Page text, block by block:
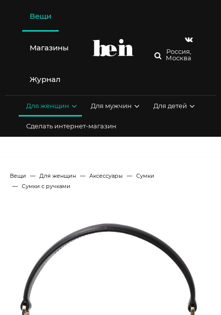
содержимому
Вещи
Магазины
Журнал
Россия,
Москва
Для женщин Для мужчин Для детей
Сделать интернет-магазин
Вещи Для женщин Аксессуары
Сумки
Сумки с ручками